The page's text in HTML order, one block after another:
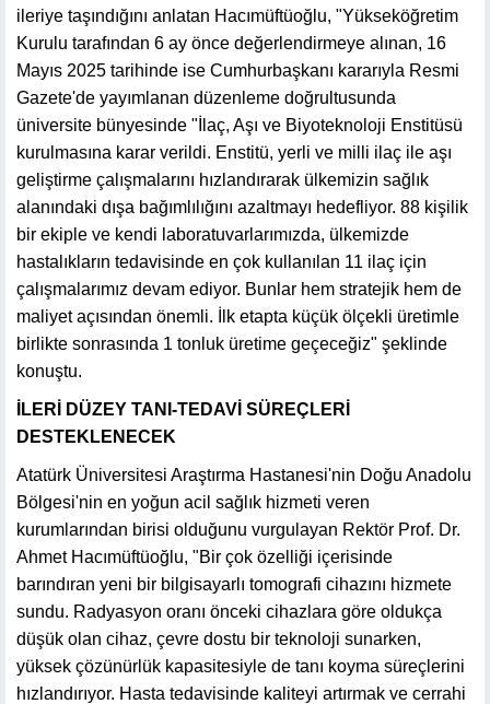
ileriye taşındığını anlatan Hacımüftüoğlu, "Yükseköğretim
Kurulu tarafından 6 ay önce değerlendirmeye alınan, 16
Mayıs 2025 tarihinde ise Cumhurbaşkanı kararıyla Resmi
Gazete'de yayımlanan düzenleme doğrultusunda
üniversite bünyesinde "İlaç, Aşı ve Biyoteknoloji Enstitüsü
kurulmasına karar verildi. Enstitü, yerli ve milli ilaç ile aşı
geliştirme çalışmalarını hızlandırarak ülkemizin sağlık
alanındaki dışa bağımlılığını azaltmayı hedefliyor. 88 kişilik
bir ekiple ve kendi laboratuvarlarımızda, ülkemizde
hastalıkların tedavisinde en çok kullanılan 11 ilaç için
çalışmalarımız devam ediyor. Bunlar hem stratejik hem de
maliyet açısından önemli. İlk etapta küçük ölçekli üretimle
birlikte sonrasında 1 tonluk üretime geçeceğiz" şeklinde
konuştu.
İLERİ DÜZEY TANI-TEDAVİ SÜREÇLERİ
DESTEKLENECEK
Atatürk Üniversitesi Araştırma Hastanesi'nin Doğu Anadolu
Bölgesi'nin en yoğun acil sağlık hizmeti veren
kurumlarından birisi olduğunu vurgulayan Rektör Prof. Dr.
Ahmet Hacımüftüoğlu, "Bir çok özelliği içerisinde
barındıran yeni bir bilgisayarlı tomografi cihazını hizmete
sundu. Radyasyon oranı önceki cihazlara göre oldukça
düşük olan cihaz, çevre dostu bir teknoloji sunarken,
yüksek çözünürlük kapasitesiyle de tanı koyma süreçlerini
hızlandırıyor. Hasta tedavisinde kaliteyi artırmak ve cerrahi